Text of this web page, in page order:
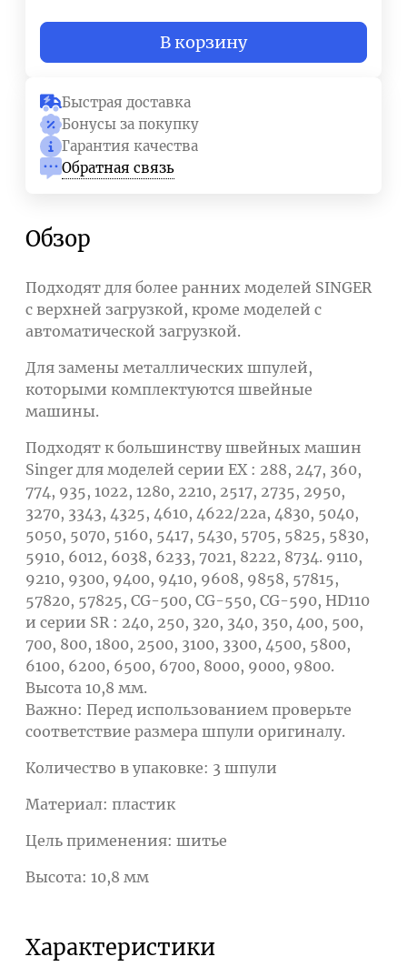
В корзину
Быстрая доставка
Бонусы за покупку
Гарантия качества
Обратная связь
Обзор
Подходят для более ранних моделей SINGER
с верхней загрузкой, кроме моделей с
автоматической загрузкой.
Для замены металлических шпулей,
которыми комплектуются швейные
машины.
Подходят к большинству швейных машин
Singer для моделей серии EX : 288, 247, 360,
774, 935, 1022, 1280, 2210, 2517, 2735, 2950,
3270, 3343, 4325, 4610, 4622/22a, 4830, 5040,
5050, 5070, 5160, 5417, 5430, 5705, 5825, 5830,
5910, 6012, 6038, 6233, 7021, 8222, 8734. 9110,
9210, 9300, 9400, 9410, 9608, 9858, 57815,
57820, 57825, CG-500, CG-550, CG-590, HD110
и серии SR : 240, 250, 320, 340, 350, 400, 500,
700, 800, 1800, 2500, 3100, 3300, 4500, 5800,
6100, 6200, 6500, 6700, 8000, 9000, 9800.
Высота 10,8 мм.
Важно: Перед использованием проверьте
соответствие размера шпули оригиналу.
Количество в упаковке: 3 шпули
Материал: пластик
Цель применения: шитье
Высота: 10,8 мм
Характеристики